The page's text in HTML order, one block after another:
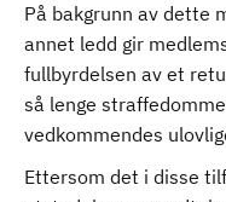
På bakgrunn av dette
annet ledd gir
fullbyrdelsen av et
så lenge
vedkommendes
Ettersom det i disse